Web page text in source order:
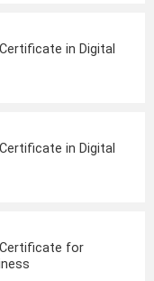
in Digital
in Digital
Certificate for